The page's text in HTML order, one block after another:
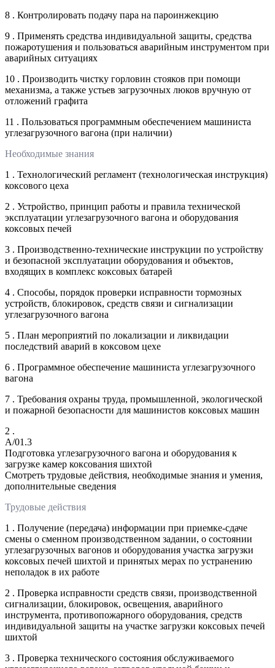
8 . Контролировать подачу пара на пароинжекцию
9 . Применять средства индивидуальной защиты, средства
пожаротушения и пользоваться аварийным инструментом при
аварийных ситуациях
10 . Производить чистку горловин стояков при помощи
механизма, а также устьев загрузочных люков вручную от
отложений графита
11 . Пользоваться программным обеспечением машиниста
углезагрузочного вагона (при наличии)
Необходимые знания
1 . Технологический регламент (технологическая инструкция)
коксового цеха
2 . Устройство, принцип работы и правила технической
эксплуатации углезагрузочного вагона и оборудования
коксовых печей
3 . Производственно-технические инструкции по устройству
и безопасной эксплуатации оборудования и объектов,
входящих в комплекс коксовых батарей
4 . Способы, порядок проверки исправности тормозных
устройств, блокировок, средств связи и сигнализации
углезагрузочного вагона
5 . План мероприятий по локализации и ликвидации
последствий аварий в коксовом цехе
6 . Программное обеспечение машиниста углезагрузочного
вагона
7 . Требования охраны труда, промышленной, экологической
и пожарной безопасности для машинистов коксовых машин
2 .
A/01.3
Подготовка углезагрузочного вагона и оборудования к
загрузке камер коксования шихтой
Смотреть трудовые действия, необходимые знания и умения,
дополнительные сведения
Трудовые действия
1 . Получение (передача) информации при приемке-сдаче
смены о сменном производственном задании, о состоянии
углезагрузочных вагонов и оборудования участка загрузки
коксовых печей шихтой и принятых мерах по устранению
неполадок в их работе
2 . Проверка исправности средств связи, производственной
сигнализации, блокировок, освещения, аварийного
инструмента, противопожарного оборудования, средств
индивидуальной защиты на участке загрузки коксовых печей
шихтой
3 . Проверка технического состояния обслуживаемого